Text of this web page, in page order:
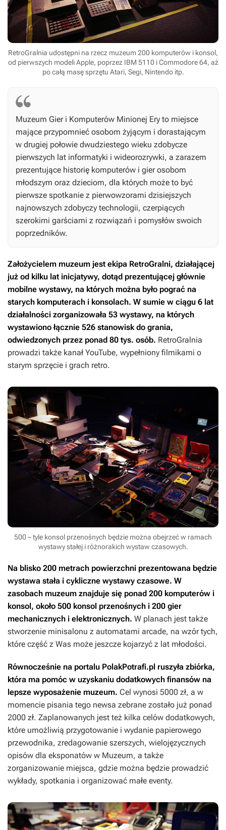
RetroGralnia udostępni na rzecz muzeum 200 komputerów i konsol,
od pierwszych modeli Apple, poprzez IBM 5110 i Commodore 64, aż
po całą masę sprzętu Atari, Segi, Nintendo itp.
Muzeum Gier i Komputerów Minionej Ery to miejsce
mające przypomnieć osobom żyjącym i dorastającym
w drugiej połowie dwudziestego wieku zdobycze
pierwszych lat informatyki i wideorozrywki, a zarazem
prezentujące historię komputerów i gier osobom
młodszym oraz dzieciom, dla których może to być
pierwsze spotkanie z pierwowzorami dzisiejszych
najnowszych zdobyczy technologii, czerpiących
szerokimi garściami z rozwiązań i pomysłów swoich
poprzedników.
Założycielem muzeum jest ekipa RetroGralni, działającej
już od kilku lat inicjatywy, dotąd prezentującej głównie
mobilne wystawy, na których można było pograć na
starych komputerach i konsolach. W sumie w ciągu 6 lat
działalności zorganizowała 53 wystawy, na których
wystawiono łącznie 526 stanowisk do grania,
odwiedzonych przez ponad 80 tys. osób. RetroGralnia
prowadzi także kanał YouTube, wypełniony filmikami o
starym sprzęcie i grach retro.
500 – tyle konsol przenośnych będzie można obejrzeć w ramach
wystawy stałej i różnorakich wystaw czasowych.
Na blisko 200 metrach powierzchni prezentowana będzie
wystawa stała i cykliczne wystawy czasowe. W
zasobach muzeum znajduje się ponad 200 komputerów i
konsol, około 500 konsol przenośnych i 200 gier
mechanicznych i elektronicznych. W planach jest także
stworzenie minisalonu z automatami arcade, na wzór tych,
które część z Was może jeszcze kojarzyć z lat młodości.
Równocześnie na portalu PolakPotrafi.pl ruszyła zbiórka,
która ma pomóc w uzyskaniu dodatkowych finansów na
lepsze wyposażenie muzeum. Cel wynosi 5000 zł, a w
momencie pisania tego newsa zebrane zostało już ponad
2000 zł. Zaplanowanych jest też kilka celów dodatkowych,
które umożliwią przygotowanie i wydanie papierowego
przewodnika, zredagowanie szerszych, wielojęzycznych
opisów dla eksponatów w Muzeum, a także
zorganizowanie miejsca, gdzie można będzie prowadzić
wykłady, spotkania i organizować małe eventy.